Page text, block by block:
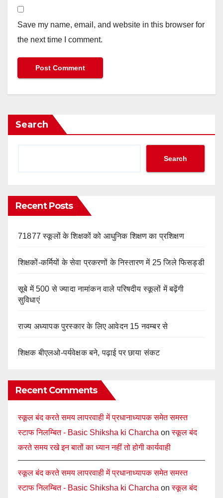
Save my name, email, and website in this browser for
the next time I comment.
Search
Search
Recent Posts
71877 स्कूलों के शिक्षकों को आधुनिक शिक्षण का प्रशिक्षण
शिक्षकों-कर्मियों के सेवा प्रकरणों के निस्तारण में 25 जिले फिसड्डी
सूबे में 500 से ज्यादा नामांकन वाले परिषदीय स्कूलों में बढ़ेंगी
सुविधाएं
राज्य अध्यापक पुरस्कार के लिए आवेदन 15 नवम्बर से
शिक्षक बीएलओ-पर्यवेक्षक बने, पढ़ाई पर छाया संकट
Recent Comments
स्कूल बंद करते समय लापरवाही में प्रधानाध्यापक समेत समस्त
स्टाफ निलम्बित - Basic Shiksha ki Charcha onस्कूल बंद
करते समय रखे इन बातों का ध्यान नहीं तो होगी कार्यवाही
स्कूल बंद करते समय लापरवाही में प्रधानाध्यापक समेत समस्त
स्टाफ निलम्बित - Basic Shiksha ki Charcha onस्कूल बंद